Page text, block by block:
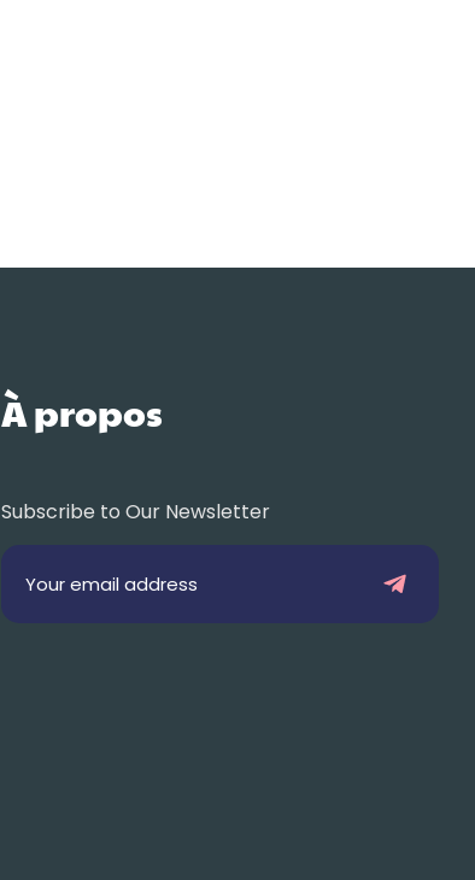
À propos
Subscribe to Our Newsletter